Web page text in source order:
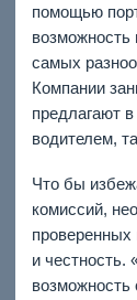
помощью
возможность
самых
Компании
предлагают
водителем,
Что бы
комиссий,
проверенных
и честность.
возможность